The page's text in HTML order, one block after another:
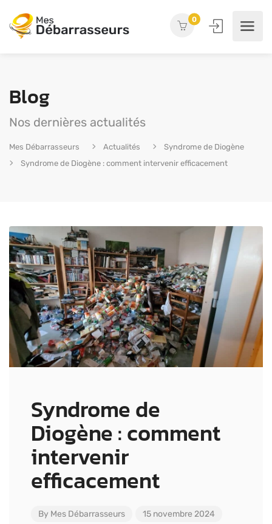
0
Blog
Nos dernières actualités
Mes Débarrasseurs Actualités
Syndrome de Diogène
Syndrome de Diogène : comment intervenir efficacement
Syndrome de
Diogène : comment
intervenir
efficacement
By Mes Débarrasseurs
15 novembre 2024